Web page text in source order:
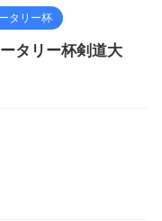
タリー杯
タリー杯剣道大